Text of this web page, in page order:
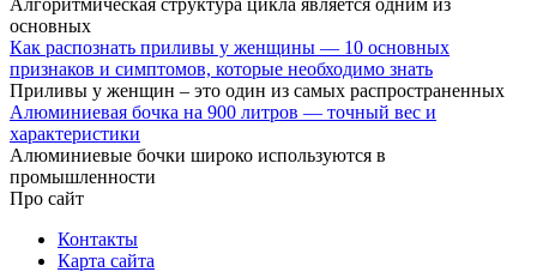
Алгоритмическая структура цикла является одним из
основных
Как распознать приливы у женщины — 10 основных
признаков и симптомов, которые необходимо знать
Приливы у женщин – это один из самых распространенных
Алюминиевая бочка на 900 литров — точный вес и
характеристики
Алюминиевые бочки широко используются в
промышленности
Про сайт
Контакты
Карта сайта